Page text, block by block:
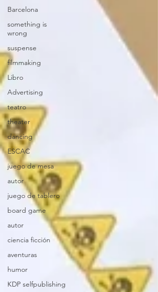
Barcelona
something is
wrong
suspense
filmmaking
Libro
Advertising
teatro
theater
dancing
ESCAC
juego de mesa
autor
juego de tablero
board game
autor
ciencia ficción
aventuras
humor
KDP selfpublishing